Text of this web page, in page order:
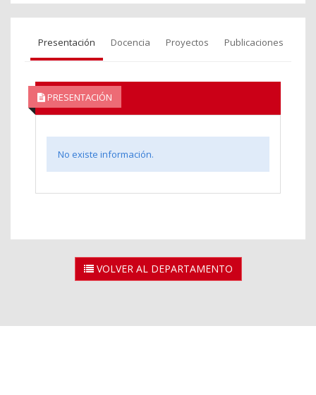
Presentación Docencia Proyectos Publicaciones
PRESENTACIÓN
No existe información.
VOLVER AL DEPARTAMENTO